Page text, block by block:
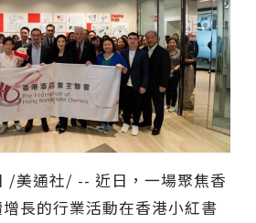
/美通社/ -- 近日，一場聚焦香
長的行業活動在香港小紅書